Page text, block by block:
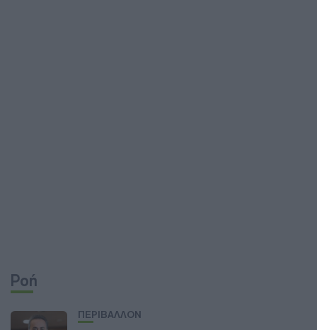
Ροή
ΠΕΡΙΒΑΛΛΟΝ